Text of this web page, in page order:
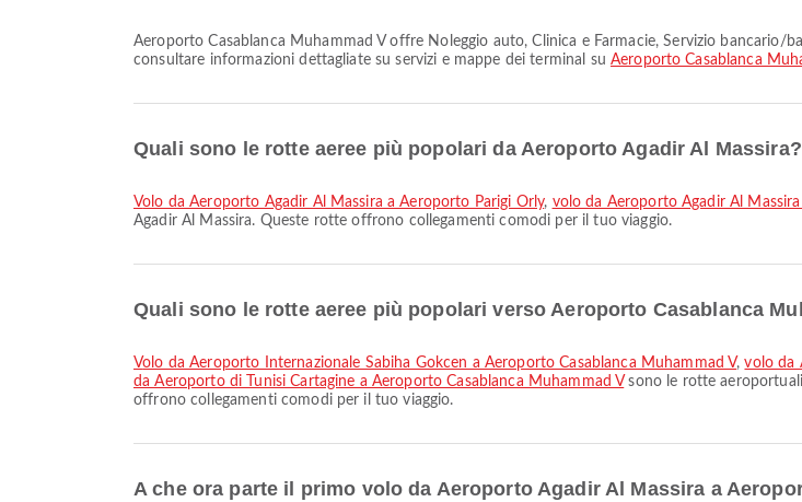
Aeroporto Casablanca Muhammad V offre Noleggio auto, Clinica e Farmacie, Servizio bancario/bancomat e molti altri servizi per migliorare la tua esperienza di viaggio. Puoi
consultare informazioni dettagliate su servizi e mappe dei terminal su Aeroporto Casablanca
Quali sono le rotte aeree più popolari da Aeroporto Agadir Al Massira?
volo da Aeroporto Agadir Al Massira a Aeroporto Parigi Orly, volo da Aeroporto Agadir Al
Agadir Al Massira. Queste rotte offrono collegamenti comodi per il tuo viaggio.
Quali sono le rotte aeree più popolari verso Aeroporto Casablanca
volo da Aeroporto Internazionale Sabiha Gokcen a Aeroporto Casablanca Muhammad V,volo da
da Aeroporto di Tunisi Cartagine a Aeroporto Casablanca Muhammad Vsono le rotte
offrono collegamenti comodi per il tuo viaggio.
A che ora parte il primo volo da Aeroporto Agadir Al Massira a